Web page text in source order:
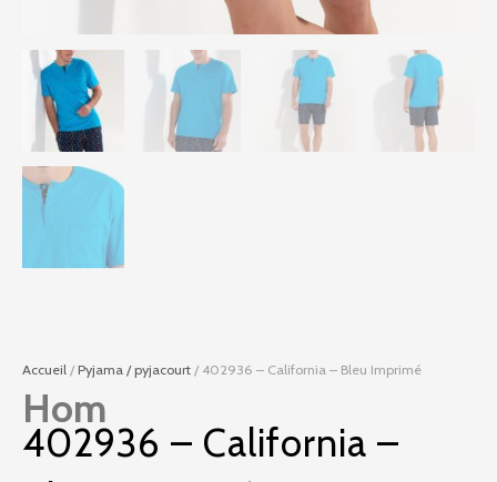
Accueil / Pyjama / pyjacourt / 402936 – California – Bleu Imprimé
Hom
402936 – California –